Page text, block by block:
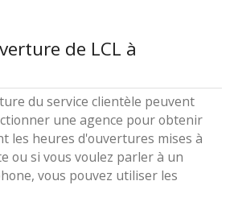
de LCL à
du service clientèle peuvent
une agence pour obtenir
les heures d'ouvertures mises à
ou si vous voulez parler à un
vous pouvez utiliser les